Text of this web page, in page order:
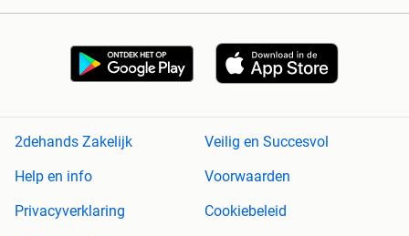
2dehands Zakelijk
Veilig en Succesvol
Help en info
Voorwaarden
Privacyverklaring
Cookiebeleid